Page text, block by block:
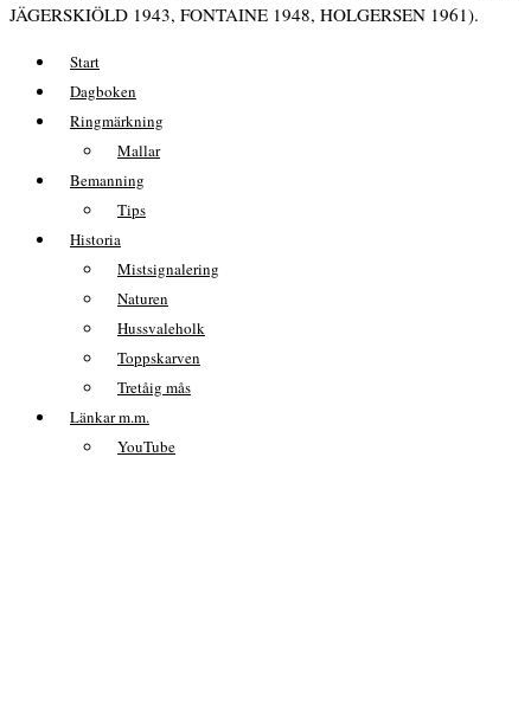
JÄGERSKIÖLD 1943, FONTAINE 1948, HOLGERSEN 1961).
Start
Dagboken
Ringmärkning
Mallar
Bemanning
Tips
Historia
Mistsignalering
Naturen
Hussvaleholk
Toppskarven
Tretåig mås
Länkar m.m.
YouTube